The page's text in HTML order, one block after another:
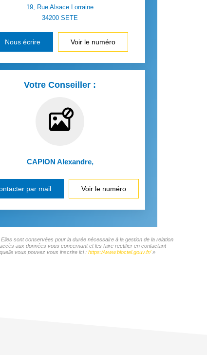
19, Rue Alsace Lorraine
34200SETE
Nous écrire Voir le numéro
Votre Conseiller :
CAPION Alexandre,
par mail Voir le numéro
sont conservées pour la durée nécessaire à la gestion de la relation
aux données vous concernant et les faire rectifier en contactant
vous pouvez vous inscrire ici : https://www.bloctel.gouv.fr/»